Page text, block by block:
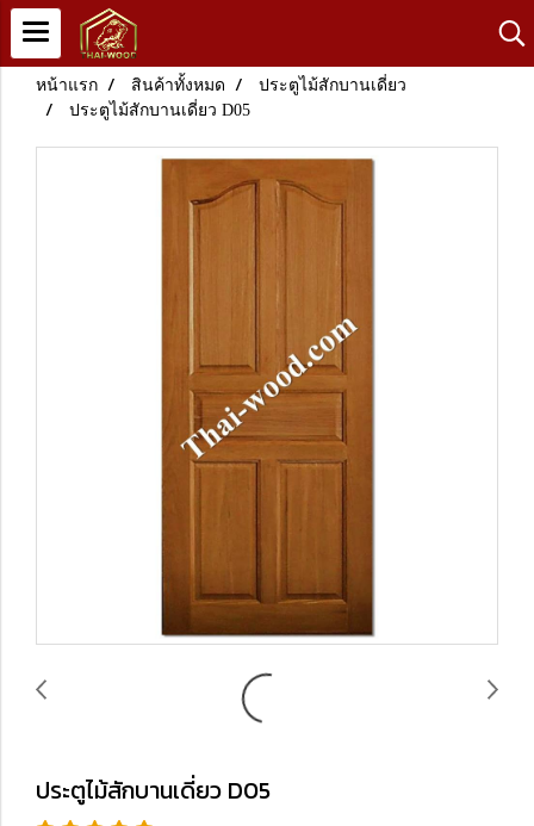
หน้าแรก สินค้าทั้งหมด
ประตูไม้สักบานเดี่ยว
ประตูไม้สักบานเดี่ยว D05
ประตูไม้สักบานเดี่ยว D05